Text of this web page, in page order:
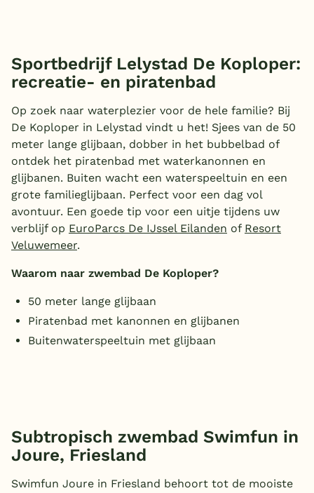
Sportbedrijf Lelystad De Koploper:
recreatie- en piratenbad
Op zoek naar waterplezier voor de hele familie? Bij
De Koploper in Lelystad vindt u het! Sjees van de 50
meter lange glijbaan, dobber in het bubbelbad of
ontdek het piratenbad met waterkanonnen en
glijbanen. Buiten wacht een waterspeeltuin en een
grote familieglijbaan. Perfect voor een dag vol
avontuur. Een goede tip voor een uitje tijdens uw
verblijf op EuroParcs De IJssel Eilanden of Resort
Veluwemeer.
Waarom naar zwembad De Koploper?
50 meter lange glijbaan
Piratenbad met kanonnen en glijbanen
Buitenwaterspeeltuin met glijbaan
Subtropisch zwembad Swimfun in
Joure, Friesland
Swimfun Joure in Friesland behoort tot de mooiste